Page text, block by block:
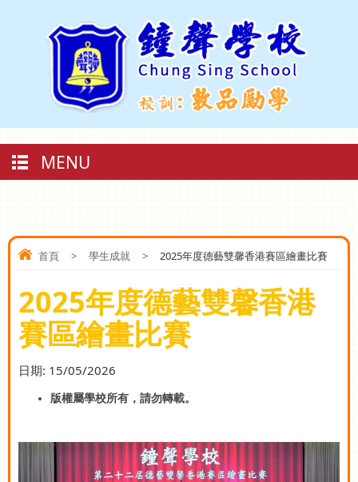
MENU
首頁 > 學生成就 > 2025年度德藝雙馨香港賽區繪畫比賽
2025年度德藝雙馨香港
賽區繪畫比賽
日期: 15/05/2026
版權屬學校所有，請勿轉載。